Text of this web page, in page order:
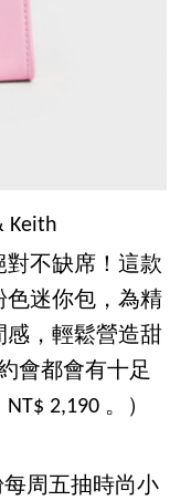
Keith
對不缺席！這款
色迷你包，為精
感，輕鬆營造甜
會都會有十足
2,190 。）
每周五抽時尚小